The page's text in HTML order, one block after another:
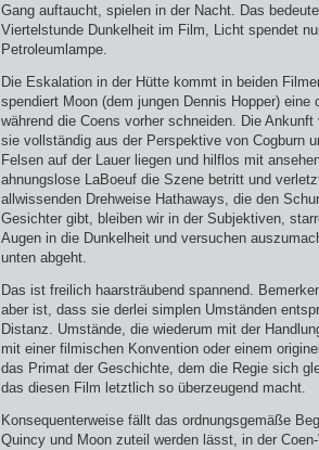
Gang auftaucht, spielen in der Nacht. Das
Viertelstunde Dunkelheit im Film, Licht spendet
Petroleumlampe.
Die Eskalation in der Hütte kommt in beiden
spendiert Moon (dem jungen Dennis Hopper) eine
während die Coens vorher schneiden. Die
sie vollständig aus der Perspektive von Cogburn
Felsen auf der Lauer liegen und hilflos mit
ahnungslose LaBoeuf die Szene betritt und
allwissenden Drehweise Hathaways, die den
Gesichter gibt, bleiben wir in der Subjektiven,
Augen in die Dunkelheit und versuchen
unten abgeht.
Das ist freilich haarsträubend spannend.
aber ist, dass sie derlei simplen Umständen
Distanz. Umstände, die wiederum mit der
mit einer filmischen Konvention oder einem
das Primat der Geschichte, dem die Regie sich
das diesen Film letztlich so überzeugend macht.
Konsequenterweise fällt das ordnungsgemäße
Quincy und Moon zuteil werden lässt, in der